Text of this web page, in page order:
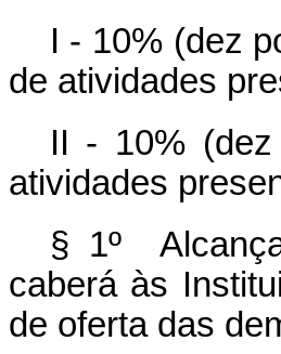
I - 10% (dez
de atividades
II - 10%
atividades
§ 1º
caberá às
de oferta das